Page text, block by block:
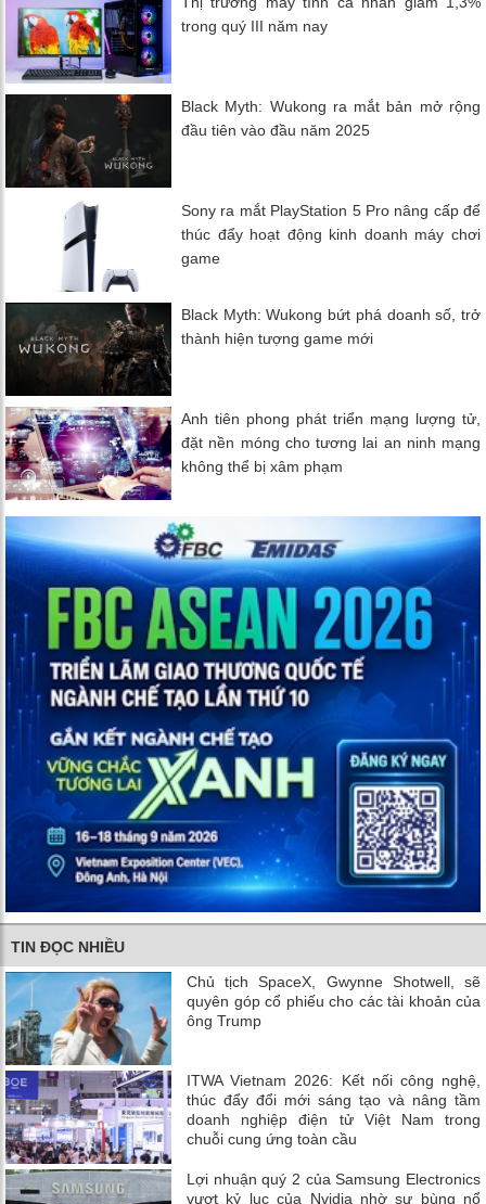
trong quý III năm nay
Black Myth: Wukong ra mắt bản mở rộng
đầu tiên vào đầu năm 2025
Sony ra mắt PlayStation 5 Pro nâng cấp để
thúc đẩy hoạt động kinh doanh máy chơi
game
Black Myth: Wukong bứt phá doanh số, trở
thành hiện tượng game mới
Anh tiên phong phát triển mạng lượng tử,
đặt nền móng cho tương lai an ninh mạng
không thể bị xâm phạm
TIN ĐỌC NHIỀU
Chủ tịch SpaceX, Gwynne Shotwell, sẽ
quyên góp cổ phiếu cho các tài khoản của
ông Trump
ITWA Vietnam 2026: Kết nối công nghệ,
thúc đẩy đổi mới sáng tạo và nâng tầm
doanh nghiệp điện tử Việt Nam trong
chuỗi cung ứng toàn cầu
Lợi nhuận quý 2 của Samsung Electronics
vượt kỷ lục của Nvidia nhờ sự bùng nổ